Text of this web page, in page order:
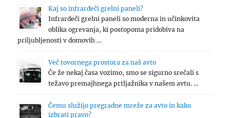
Kaj so infrardeči grelni paneli?
Infrardeči grelni paneli so moderna in učinkovita
oblika ogrevanja, ki postopoma pridobiva na
priljubljenosti v domovih …
Več tovornega prostora za naš avto
Če že nekaj časa vozimo, smo se sigurno srečali s
težavo premajhnega prtljažnika v našem avtu. …
Čemu služijo pregradne mreže za avto in kako
izbrati pravo?